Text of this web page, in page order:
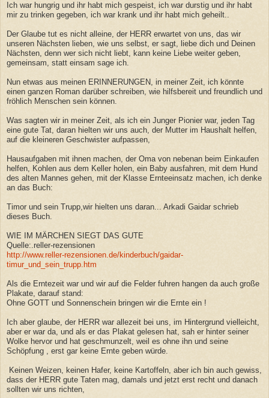
Ich war hungrig und ihr habt mich gespeist, ich war durstig und ihr habt
mir zu trinken gegeben, ich war krank und ihr habt mich geheilt..
Der Glaube tut es nicht alleine, der HERR erwartet von uns, das wir
unseren Nächsten lieben, wie uns selbst, er sagt, liebe dich und Deinen
Nächsten, denn wer sich nicht liebt, kann keine Liebe weiter geben,
gemeinsam, statt einsam sage ich.
Nun etwas aus meinen ERINNERUNGEN, in meiner Zeit, ich könnte
einen ganzen Roman darüber schreiben, wie hilfsbereit und freundlich und
fröhlich Menschen sein können.
Was sagten wir in meiner Zeit, als ich ein Junger Pionier war, jeden Tag
eine gute Tat, daran hielten wir uns auch, der Mutter im Haushalt helfen,
auf die kleineren Geschwister aufpassen,
Hausaufgaben mit ihnen machen, der Oma von nebenan beim Einkaufen
helfen, Kohlen aus dem Keller holen, ein Baby ausfahren, mit dem Hund
des alten Mannes gehen, mit der Klasse Ernteeinsatz machen, ich denke
an das Buch:
Timor und sein Trupp,wir hielten uns daran... Arkadi Gaidar schrieb
dieses Buch.
WIE IM MÄRCHEN SIEGT DAS GUTE
Quelle:.reller-rezensionen
http://www.reller-rezensionen.de/kinderbuch/gaidar-
timur_und_sein_trupp.htm
Als die Erntezeit war und wir auf die Felder fuhren hangen da auch große
Plakate, darauf stand:
Ohne GOTT und Sonnenschein bringen wir die Ernte ein !
Ich aber glaube, der HERR war allezeit bei uns, im Hintergrund vielleicht,
aber er war da, und als er das Plakat gelesen hat, sah er hinter seiner
Wolke hervor und hat geschmunzelt, weil es ohne ihn und seine
Schöpfung , erst gar keine Ernte geben würde.
Keinen Weizen, keinen Hafer, keine Kartoffeln, aber ich bin auch gewiss,
dass der HERR gute Taten mag, damals und jetzt erst recht und danach
sollten wir uns richten,